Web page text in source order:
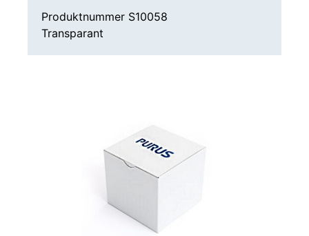
Produktnummer S10058
Transparant